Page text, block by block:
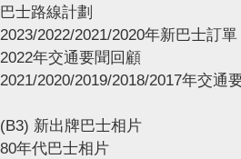
巴士路線計劃
2023/2022/2021/2020年新巴士訂單
2022年交通要聞回顧
2021/2020/2019/2018/2017年交通
(B3) 新出牌巴士相片
80年代巴士相片